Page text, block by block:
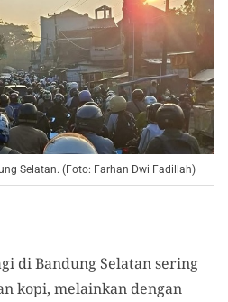
Selatan. (Foto: Farhan Dwi Fadillah)
di Bandung Selatan sering
kopi, melainkan dengan